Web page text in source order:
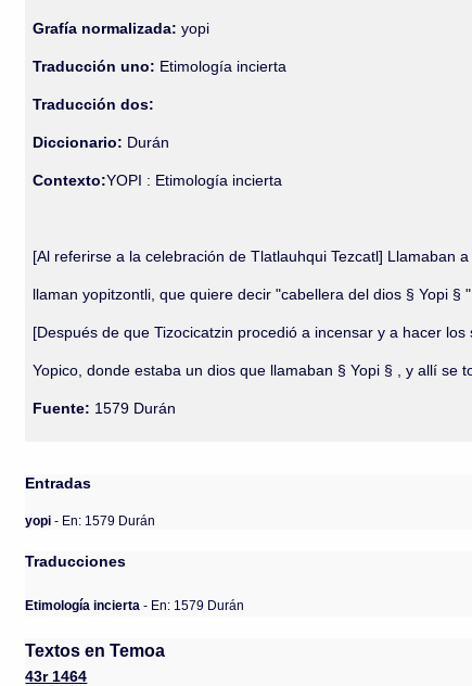
Grafía normalizada: yopi
Traducción uno: Etimología incierta
Traducción dos:
Diccionario: Durán
Contexto:YOPI : Etimología incierta
[Al referirse a la celebración de Tlatlauhqui Tezcatl] Llamaban
llaman yopitzontli, que quiere decir "cabellera del dios § Yopi §
[Después de que Tizocicatzin procedió a incensar y a hacer
Yopico, donde estaba un dios que llamaban § Yopi § , y allí se
Fuente: 1579 Durán
Entradas
yopi- En: 1579 Durán
Traducciones
Etimología incierta - En: 1579 Durán
Textos en Temoa
43r 1464